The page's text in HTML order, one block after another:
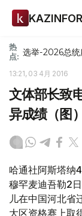
热
点: 选举-2026总统
13:21, 03 4月 2016
文体部长致
异成绩（图）
哈通社阿斯塔纳
穆罕麦迪吾勒2
儿在中国河北省
大区资格赛上取